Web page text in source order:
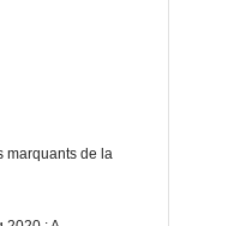
marquants de la